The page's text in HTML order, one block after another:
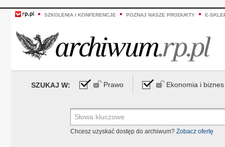
SZKOLENIA I KONFERENCJE POZNAJ NASZE PRODUKTY E-
SZUKAJ W: Prawo Ekonomia i biznes
Chcesz uzyskać dostęp do archiwum? Zobacz ofertę